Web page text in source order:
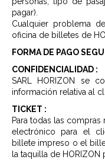
pagar).
Cualquier problema
oficina de billetes de
FORMA DE PAGO
CONFIDENCIALIDAD :
SARL HORIZON se
información relativa al
TICKET :
Para todas las
electrónico para el
billete impreso o el
la taquilla de HORIZON